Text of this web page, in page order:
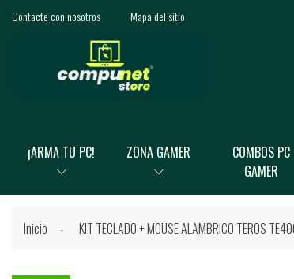
Contacte con nosotros Mapa del sitio
¡ARMA TU PC! ZONA GAMER
COMBOS PC
GAMER
Inicio KIT TECLADO + MOUSE ALAMBRICO TEROS